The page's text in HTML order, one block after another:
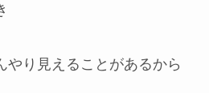
やり見えることがあるから